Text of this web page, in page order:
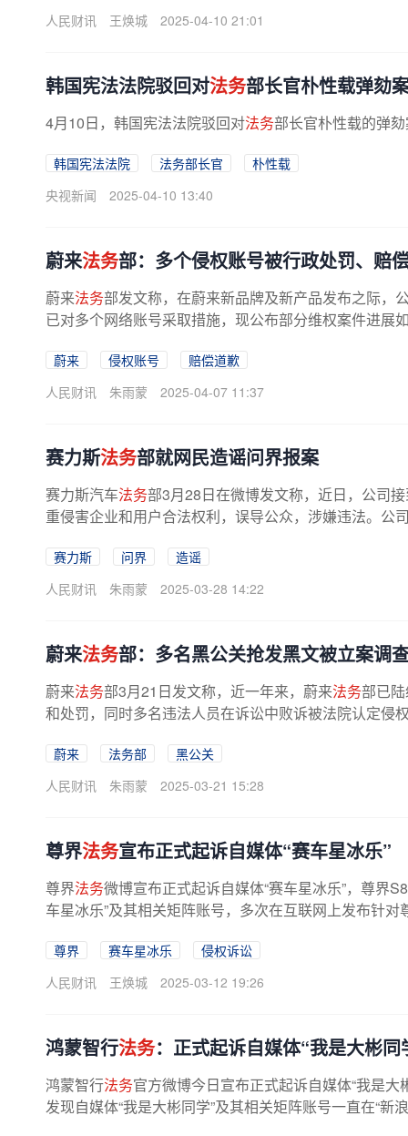
人民财讯 王焕城 2025-04-10 21:01
韩国宪法法院驳回对法务部长官朴性载弹劾
4月10日，韩国宪法法院驳回对法务部长官朴性载的弹
韩国宪法法院 法务部长官
朴性载
央视新闻
2025-04-10 13:40
蔚来法务部：多个侵权账号被行政处罚、赔
蔚来法务部发文称，在蔚来新品牌及新产品发布之际，
已对多个网络账号采取措施，现公布部分维权案件进展
蔚来 侵权账号
赔偿道歉
人民财讯
朱雨蒙 2025-04-07 11:37
赛力斯法务部就网民造谣问界报案
赛力斯汽车法务部3月28日在微博发文称，近日，公司
重侵害企业和用户合法权利，误导公众，涉嫌违法。公
赛力斯 问界
造谣
人民财讯
朱雨蒙 2025-03-28 14:22
蔚来法务部：多名黑公关抢发黑文被立案调
蔚来法务部3月21日发文称，近一年来，蔚来法务部已
和处罚，同时多名违法人员在诉讼中败诉被法院认定侵
蔚来 法务部
黑公关
人民财讯
朱雨蒙 2025-03-21 15:28
尊界法务宣布正式起诉自媒体“赛车星冰乐”
尊界法务微博宣布正式起诉自媒体“赛车星冰乐”，尊界
车星冰乐”及其相关矩阵账号，多次在互联网上发布针
尊界 赛车星冰乐
侵权诉讼
人民财讯
王焕城 2025-03-12 19:26
鸿蒙智行法务：正式起诉自媒体“我是大彬同
鸿蒙智行法务官方微博今日宣布正式起诉自媒体“我是
发现自媒体“我是大彬同学”及其相关矩阵账号一直在“新